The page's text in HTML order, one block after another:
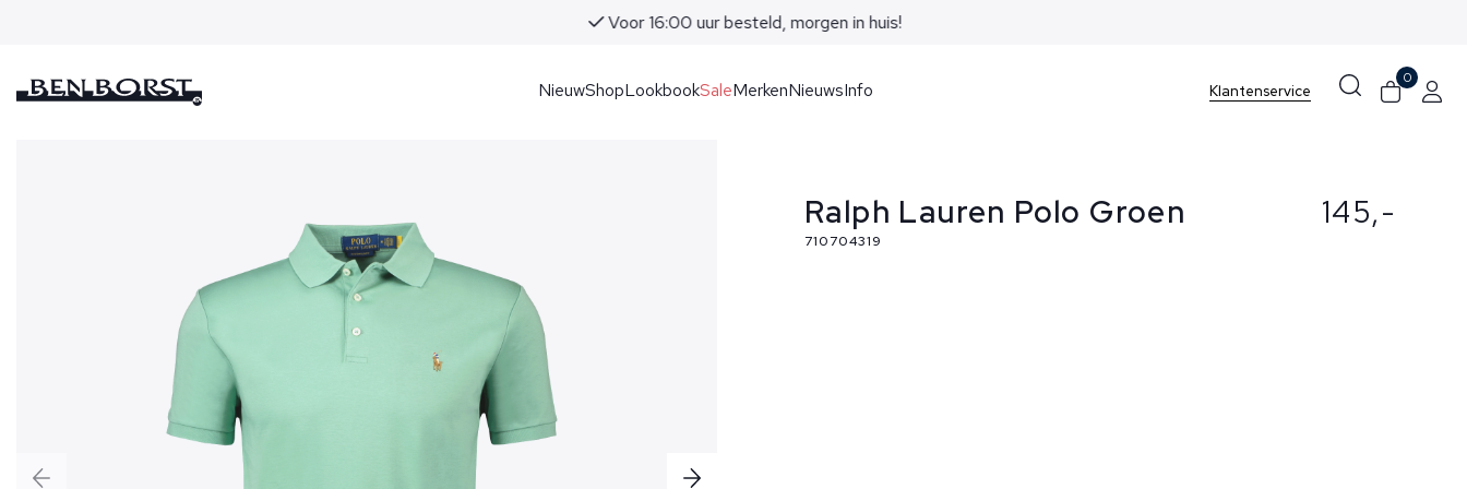
Voor 16:00 uur besteld, morgen in huis!
NieuwShopLookbookSaleMerkenNieuwsInfo Klantenservice
0
Ralph Lauren Polo Groen
710704319
145,-